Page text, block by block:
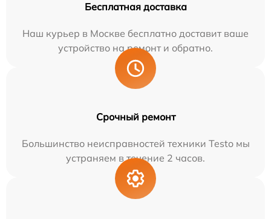
Бесплатная доставка
Наш курьер в Москве бесплатно доставит ваше
устройство на ремонт и обратно.
Срочный ремонт
Большинство неисправностей техники Testo мы
устраняем в течение 2 часов.